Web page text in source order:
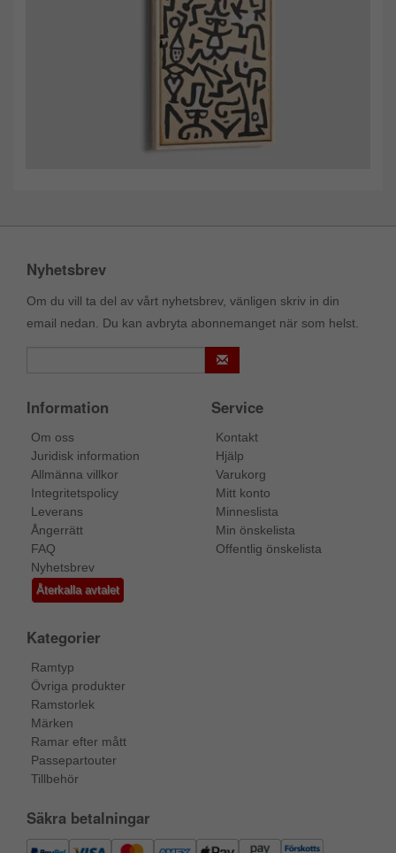
Nyhetsbrev
Om du vill ta del av vårt nyhetsbrev, vänligen skriv in din
email nedan. Du kan avbryta abonnemanget när som helst.
Information
Om oss
Juridisk information
Allmänna villkor
Integritetspolicy
Leverans
Ångerrätt
FAQ
Nyhetsbrev
Återkalla avtalet
Service
Kontakt
Hjälp
Varukorg
Mitt konto
Minneslista
Min önskelista
Offentlig önskelista
Kategorier
Ramtyp
Övriga produkter
Ramstorlek
Märken
Ramar efter mått
Passepartouter
Tillbehör
Säkra betalningar